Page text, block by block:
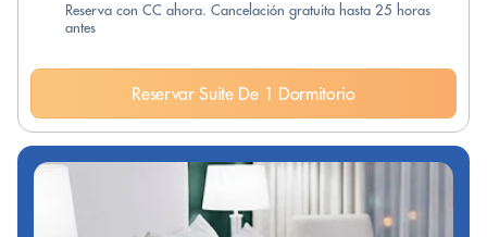
Reserva con CC ahora. Cancelación gratuita hasta 25 horas
antes
Reservar Suite De 1 Dormitorio